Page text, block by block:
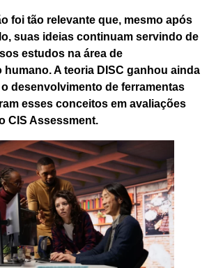
foi tão relevante que, mesmo após
suas ideias continuam servindo de
estudos na área de
A teoria DISC ganhou ainda
desenvolvimento de ferramentas
esses conceitos em avaliações
CIS Assessment.